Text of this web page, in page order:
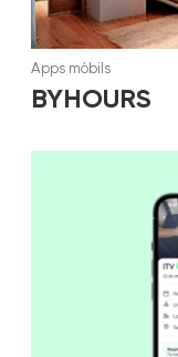
Apps mòbils
BYHOURS